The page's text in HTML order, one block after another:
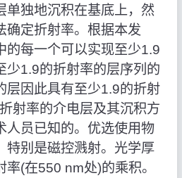
单独地沉积在基底上，然
确定折射率。根据本发
的每一个可以实现至少1.9
少1.9的折射率的层序列的
层因此具有至少1.9的折射
射率的介电层及其沉积方
人员已知的。优选使用物
特别是磁控溅射。光学厚
(在550 nm处)的乘积。